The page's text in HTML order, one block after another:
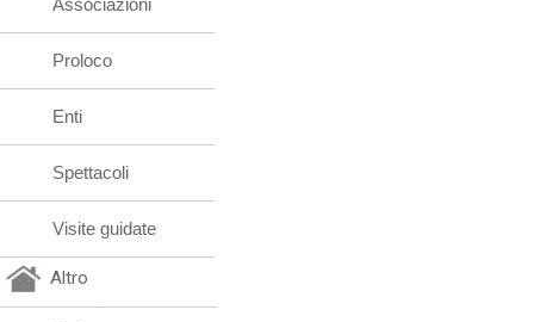
Associazioni
Proloco
Enti
Spettacoli
Visite guidate
Altro